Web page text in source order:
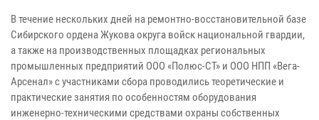
В течение нескольких дней на ремонтно-восстановительной базе
Сибирского ордена Жукова округа войск национальной гвардии,
а также на производственных площадках региональных
промышленных предприятий ООО «Полюс-СТ» и ООО НПП «Вега-
Арсенал» с участниками сбора проводились теоретические и
практические занятия по особенностям оборудования
инженерно-техническими средствами охраны собственных